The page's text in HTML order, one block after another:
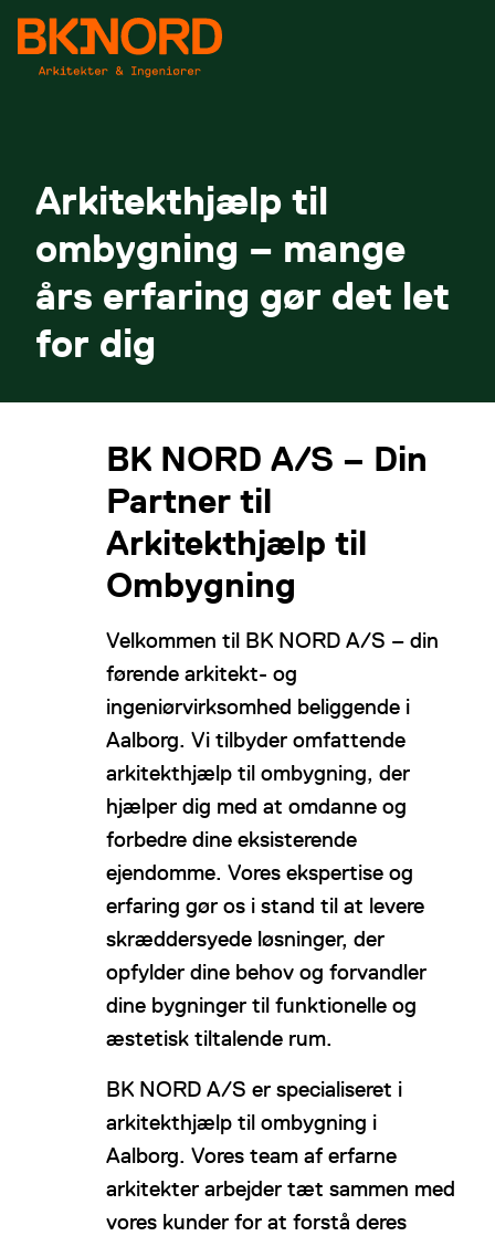
Arkitekthjælp til
ombygning – mange
års erfaring gør det let
for dig
BK NORD A/S – Din
Partner til
Arkitekthjælp til
Ombygning
Velkommen til BK NORD A/S – din
førende arkitekt- og
ingeniørvirksomhed beliggende i
Aalborg. Vi tilbyder omfattende
arkitekthjælp til ombygning, der
hjælper dig med at omdanne og
forbedre dine eksisterende
ejendomme. Vores ekspertise og
erfaring gør os i stand til at levere
skræddersyede løsninger, der
opfylder dine behov og forvandler
dine bygninger til funktionelle og
æstetisk tiltalende rum.
BK NORD A/S er specialiseret i
arkitekthjælp til ombygning i
Aalborg. Vores team af erfarne
arkitekter arbejder tæt sammen med
vores kunder for at forstå deres